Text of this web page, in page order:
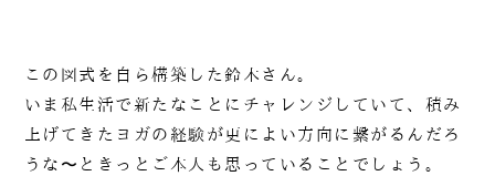
この図式を自ら構築した鈴木さん。
いま私生活で新たなことにチャレンジしていて、積み
上げてきたヨガの経験が更によい方向に繋がるんだろ
うな〜ときっとご本人も思っていることでしょう。